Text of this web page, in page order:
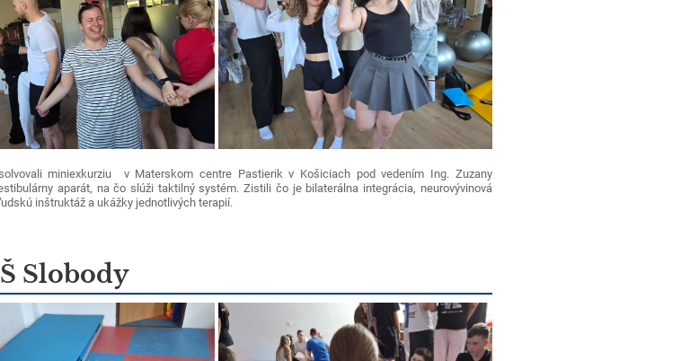
miniexkurziu v Materskom centre Pastierik v Košiciach pod vedením Ing. Zuzany
aparát, na čo slúži taktilný systém. Zistili čo je bilaterálna integrácia, neurovývinová
inštruktáž a ukážky jednotlivých terapií.
Slobody